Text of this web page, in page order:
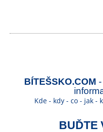
BÍTEŠSKO.COM
Kde - kdy - co - jak -
BUĎTE